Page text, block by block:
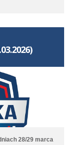
28/29 marca